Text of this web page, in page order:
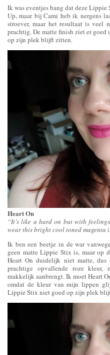
Ik was eventjes bang dat deze
Up, maar bij Cami heb ik nergens
stroever, maar het resultaat is veel
prachtig. De matte finish ziet er
op zijn plek blijft zitten.
Heart On
“It’s like a hard on but with
wear this bright cool toned magenta
Ik ben een beetje in de war
geen matte Lippie Stix is, maar op
Heart On duidelijk niet matte,
prachtige opvallende roze kleur,
makkelijk aanbrengt. Ik moet Heart
omdat de kleur van mijn lippen
Lippie Stix niet goed op zijn plek